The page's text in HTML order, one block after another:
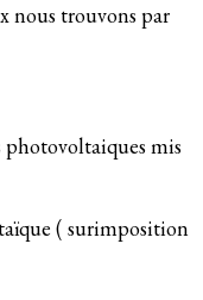
nous trouvons par
photovoltaiques mis
( surimposition